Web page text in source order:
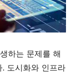
하는 문제를 해
도시화와 인프라